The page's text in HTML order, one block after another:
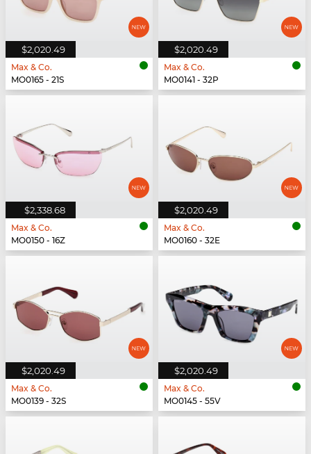
$2,020.49
Max & Co.
MO0165 - 21S
$2,020.49
Max & Co.
MO0141 - 32P
$2,338.68
Max & Co.
MO0150 - 16Z
$2,020.49
Max & Co.
MO0160 - 32E
$2,020.49
Max & Co.
MO0139 - 32S
$2,020.49
Max & Co.
MO0145 - 55V